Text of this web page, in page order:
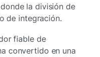
la división de
de integración.
fiable de
convertido en una